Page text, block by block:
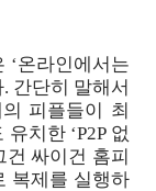
‘온라인에서는
간단히 말해서
피플들이 최
치한 ‘P2P 없
건 싸이건 홈피
복제를 실행하